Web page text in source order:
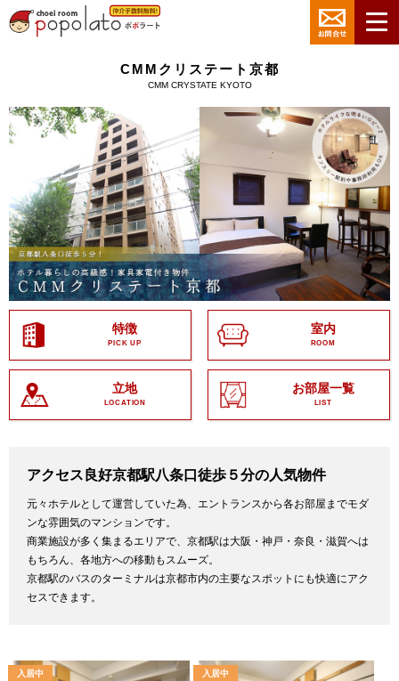
CMMクリステート京都
CMM CRYSTATE KYOTO
特徴
PICK UP
室内
ROOM
立地
LOCATION
お部屋一覧
LIST
アクセス良好京都駅八条口徒歩５分の人気物件
元々ホテルとして運営していた為、エントランスから各お部屋までモダ
ンな雰囲気のマンションです。
商業施設が多く集まるエリアで、京都駅は大阪・神戸・奈良・滋賀へは
もちろん、各地方への移動もスムーズ。
京都駅のバスのターミナルは京都市内の主要なスポットにも快適にアク
セスできます。